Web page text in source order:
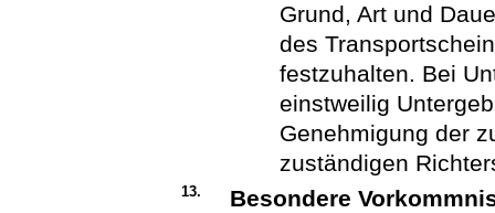
Grund, Art und
des
festzuhalten. Bei
einstweilig
Genehmigung der
zuständigen
13. Besondere